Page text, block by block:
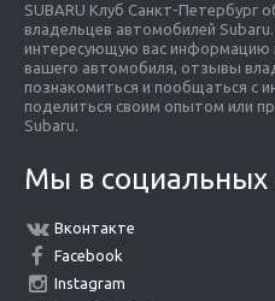
SUBARU Клуб Санкт-Петербург
владельцев автомобилей
интересующую вас информацию
вашего автомобиля, отзывы
познакомиться и пообщаться с
поделиться своим опытом или
Subaru.
Мы в социальных
Вконтакте
Facebook
Instagram